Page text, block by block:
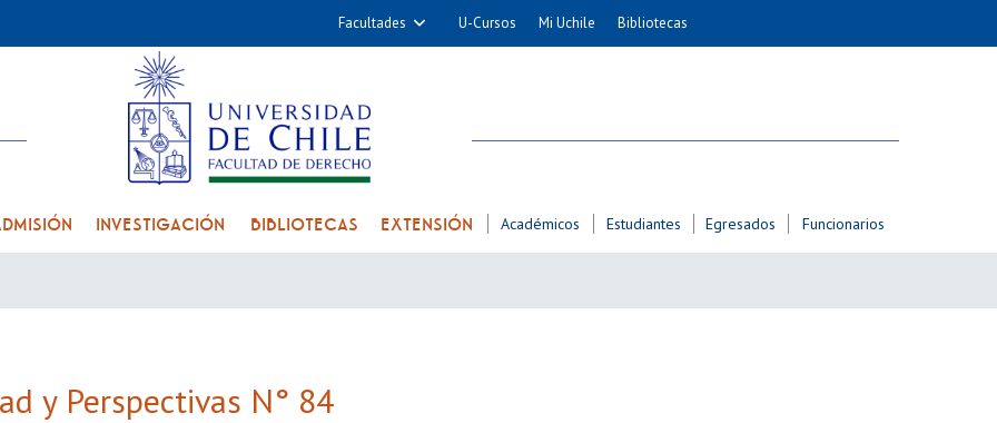
Facultades
Cs. Químicas y Farmacéuticas
Medicina
Odontología
U-Cursos Mi Uchile Bibliotecas
INVESTIGACIÓN BIBLIOTECAS EXTENSIÓN Académicos Estudiantes Egresados Funcionarios
y Perspectivas N° 84